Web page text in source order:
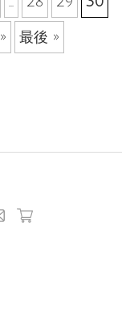
» 最後 »